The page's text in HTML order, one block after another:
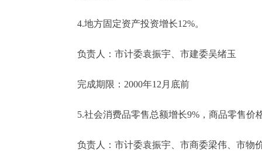
DEUTSCH
ESPAÑOL
4.地方固定资产投资增长12%。
负责人：市计委袁振宇、市建委吴绪玉
完成期限：2000年12月底前
5.社会消费品零售总额增长9%，商品零售价
负责人：市计委袁振宇、市商委梁伟、市物